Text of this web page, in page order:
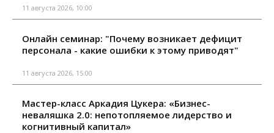
11 августа 2026, 10:00
Онлайн семинар: "Почему возникает дефицит
персонала - какие ошибки к этому приводят"
11 августа 2026, 15:00
Мастер-класс Аркадия Цукера: «Бизнес-
неваляшка 2.0: непотопляемое лидерство и
когнитивный капитал»